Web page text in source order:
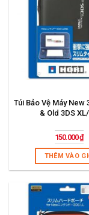
Túi Bảo Vệ Máy New
& Old 3DS
150.000₫
THÊM VÀO